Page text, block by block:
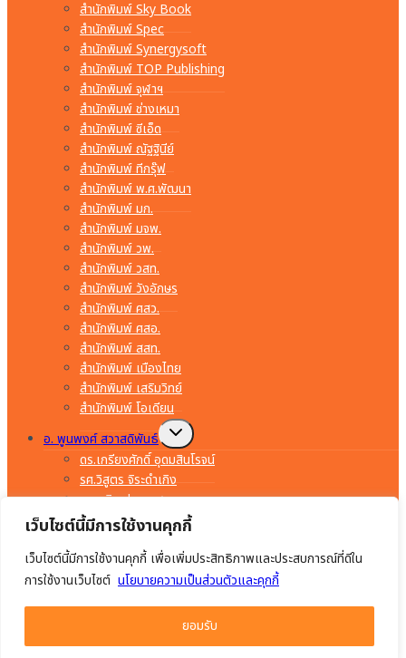
เว็บไซต์นี้มีการใช้งานคุกกี้
เว็บไซต์นี้มีการใช้งานคุกกี้ เพื่อเพิ่มประสิทธิภาพและประสบการณ์ที่ดีใน
การใช้งานเว็บไซต์ นโยบายความเป็นส่วนตัวและคุกกี้
ยอมรับ
สำนักพิมพ์ Sky Book
สำนักพิมพ์ Spec
สำนักพิมพ์ Synergysoft
สำนักพิมพ์ TOP Publishing
สำนักพิมพ์ จุฬาฯ
สำนักพิมพ์ ช่างเหมา
สำนักพิมพ์ ซีเอ็ด
สำนักพิมพ์ ณัฐฐินีย์
สำนักพิมพ์ ทีกรุ๊ฟ
สำนักพิมพ์ พ.ศ.พัฒนา
สำนักพิมพ์ มก.
สำนักพิมพ์ มจพ.
สำนักพิมพ์ วพ.
สำนักพิมพ์ วสท.
สำนักพิมพ์ วังอักษร
สำนักพิมพ์ ศสว.
สำนักพิมพ์ ศสอ.
สำนักพิมพ์ สสท.
สำนักพิมพ์ เมืองไทย
สำนักพิมพ์ เสริมวิทย์
สำนักพิมพ์ โอเดียน
อ. พูนพงศ์ สวาสดิพันธ์
Toggle
child
menu
ดร.เกรียงศักดิ์ อุดมสินโรจน์
รศ.วิสูตร จิระดำเกิง
อ.พรจิต ประทุมสุวรรณ
อ.มงคล ทองสงคราม
อ.ยรรยง ทรัพย์สุขอำนวย
อ.สำราญ คำยิ่ง
อ.อร่าม เริงฤทธิ์